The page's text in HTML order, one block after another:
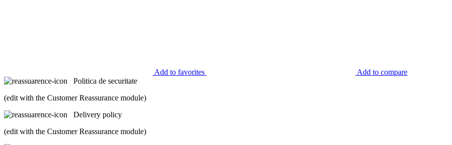
Add to favorites
Add to compare
Politica de securitate
(edit with the Customer Reassurance module)
Delivery policy
(edit with the Customer Reassurance module)